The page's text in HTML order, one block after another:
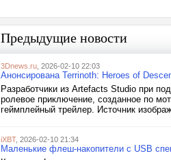
Предыдущие новости
3Dnews.ru , 2026-02-10 22:03
Анонсирована Terrinoth: Heroes of
Разработчики из Artefacts Studio при
ролевое приключение, созданное по
геймплейный трейлер. Источник
iXBT, 2026-02-10 21:34
Маленькие флеш-накопители с USB